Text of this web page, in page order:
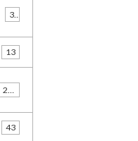
13
43